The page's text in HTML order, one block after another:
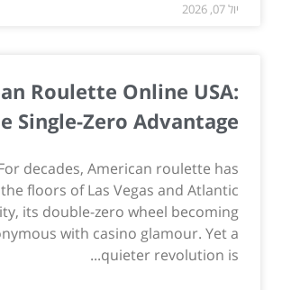
יול 07, 2026
Roulette Online USA:
Single-Zero Advantage
decades, American roulette has
floors of Las Vegas and Atlantic
its double-zero wheel becoming
with casino glamour. Yet a
quieter revolution is...